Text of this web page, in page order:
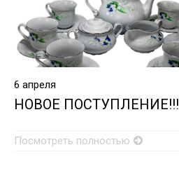
6 апреля
НОВОЕ ПОСТУПЛЕНИЕ!!!
Посмотреть полностью